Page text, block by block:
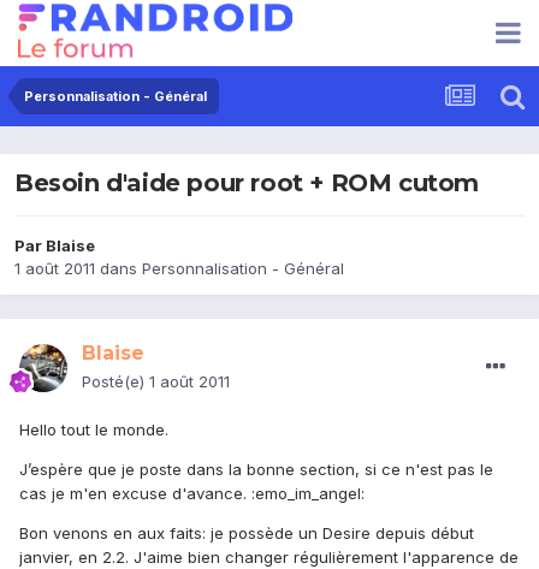
Personnalisation - Général
Besoin d'aide pour root + ROM cutom
Par Blaise
1 août 2011 dans Personnalisation - Général
Blaise
Posté(e) 1 août 2011
Hello tout le monde.
J’espère que je poste dans la bonne section, si ce n'est pas le
cas je m'en excuse d'avance. :emo_im_angel:
Bon venons en aux faits: je possède un Desire depuis début
janvier, en 2.2. J'aime bien changer régulièrement l'apparence de